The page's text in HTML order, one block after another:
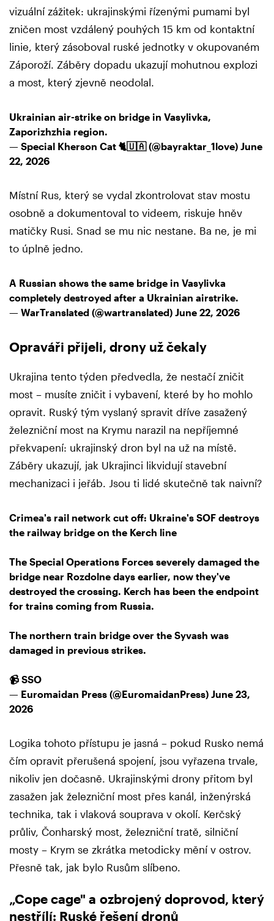
vizuální zážitek: ukrajinskými řízenými pumami byl
zničen most vzdálený pouhých 15 km od kontaktní
linie, který zásoboval ruské jednotky v okupovaném
Záporoží. Záběry dopadu ukazují mohutnou explozi
a most, který zjevně neodolal.
Ukrainian air-strike on bridge in Vasylivka,
Zaporizhzhia region.
— Special Kherson Cat 🐈🇺🇦 (@bayraktar_1love) June
22, 2026
Místní Rus, který se vydal zkontrolovat stav mostu
osobně a dokumentoval to videem, riskuje hněv
matičky Rusi. Snad se mu nic nestane. Ba ne, je mi
to úplně jedno.
A Russian shows the same bridge in Vasylivka
completely destroyed after a Ukrainian airstrike.
— WarTranslated (@wartranslated) June 22, 2026
Opraváři přijeli, drony už čekaly
Ukrajina tento týden předvedla, že nestačí zničit
most – musíte zničit i vybavení, které by ho mohlo
opravit. Ruský tým vyslaný spravit dříve zasažený
železniční most na Krymu narazil na nepříjemné
překvapení: ukrajinský dron byl na už na místě.
Záběry ukazují, jak Ukrajinci likvidují stavební
mechanizaci i jeřáb. Jsou ti lidé skutečně tak naivní?
Crimea's rail network cut off: Ukraine's SOF destroys
the railway bridge on the Kerch line
The Special Operations Forces severely damaged the
bridge near Rozdolne days earlier, now they've
destroyed the crossing. Kerch has been the endpoint
for trains coming from Russia.
The northern train bridge over the Syvash was
damaged in previous strikes.
📹 SSO
— Euromaidan Press (@EuromaidanPress) June 23,
2026
Logika tohoto přístupu je jasná – pokud Rusko nemá
čím opravit přerušená spojení, jsou vyřazena trvale,
nikoliv jen dočasně. Ukrajinskými drony přitom byl
zasažen jak železniční most přes kanál, inženýrská
technika, tak i vlaková souprava v okolí. Kerčský
průliv, Čonharský most, železniční tratě, silniční
mosty – Krym se zkrátka metodicky mění v ostrov.
Přesně tak, jak bylo Rusům slíbeno.
„Cope cage" a ozbrojený doprovod, který
nestřílí: Ruské řešení dronů